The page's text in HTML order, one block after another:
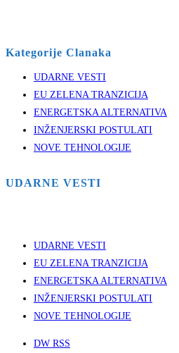
Kategorije Clanaka
UDARNE VESTI
EU ZELENA TRANZICIJA
ENERGETSKA ALTERNATIVA
INŽENJERSKI POSTULATI
NOVE TEHNOLOGIJE
UDARNE VESTI
UDARNE VESTI
EU ZELENA TRANZICIJA
ENERGETSKA ALTERNATIVA
INŽENJERSKI POSTULATI
NOVE TEHNOLOGIJE
DW RSS